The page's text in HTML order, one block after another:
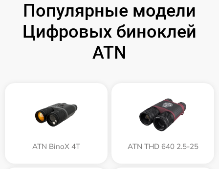
Популярные модели
Цифровых биноклей
ATN
ATN BinoX 4T ATN THD 640 2.5-25